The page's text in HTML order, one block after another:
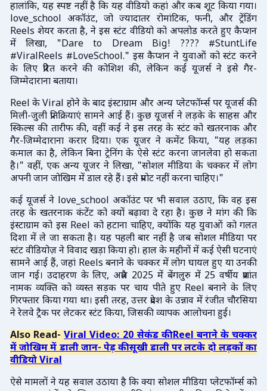
हालांकि, यह स्पष्ट नहीं है कि यह वीडियो कहां और कब शूट किया गया।
love_school अकॉउंट, जो ज्यादातर रोमांटिक, फनी, और ट्रेंडिंग
Reels शेयर करता है, ने इस स्टंट वीडियो को अपलोड करते हुए कैप्शन
में लिखा, "Dare to Dream Big! ???? #StuntLife
#ViralReels #LoveSchool." इस कैप्शन ने युवाओं को स्टंट करने
के लिए प्रेरित करने की कोशिश की, लेकिन कई यूजर्स ने इसे गैर-
जिम्मेदाराना बताया।
Reel के Viral होने के बाद इंस्टाग्राम और अन्य प्लेटफॉर्म्स पर यूजर्स की
मिली-जुली प्रतिक्रियाएं सामने आई हैं। कुछ यूजर्स ने लड़के के साहस और
स्किल्स की तारीफ की, वहीं कई ने इस तरह के स्टंट को खतरनाक और
गैर-जिम्मेदाराना करार दिया। एक यूजर ने कमेंट किया, "यह लड़का
कमाल का है, लेकिन बिना ट्रेनिंग के ऐसे स्टंट करना जानलेवा हो सकता
है।" वहीं, एक अन्य यूजर ने लिखा, "सोशल मीडिया के चक्कर में लोग
अपनी जान जोखिम में डाल रहे हैं। इसे प्रमोट नहीं करना चाहिए।"
कई यूजर्स ने love_school अकॉउंट पर भी सवाल उठाए, कि वह इस
तरह के खतरनाक कंटेंट को क्यों बढ़ावा दे रहा है। कुछ ने मांग की कि
इंस्टाग्राम को इस Reel को हटाना चाहिए, क्योंकि यह युवाओं को गलत
दिशा में ले जा सकता है। यह पहली बार नहीं है जब सोशल मीडिया पर
स्टंट वीडियोज़ ने विवाद खड़ा किया हो। हाल के महीनों में कई ऐसी घटनाएं
सामने आई हैं, जहां Reels बनाने के चक्कर में लोग घायल हुए या उनकी
जान गई। उदाहरण के लिए, अप्रैल 2025 में बेंगलुरु में 25 वर्षीय प्रशांत
नामक व्यक्ति को व्यस्त सड़क पर चाय पीते हुए Reel बनाने के लिए
गिरफ्तार किया गया था। इसी तरह, उत्तर प्रदेश के उन्नाव में रंजीत चौरसिया
ने रेलवे ट्रैक पर लेटकर स्टंट किया, जिसकी व्यापक आलोचना हुई।
Also Read-Viral Video: 20 सेकंड की Reel बनाने के चक्कर
में जोखिम में डाली जान- पेड़ की सूखी डाली पर लटके दो लड़कों का
वीडियो Viral
ऐसे मामलों ने यह सवाल उठाया है कि क्या सोशल मीडिया प्लेटफॉर्म्स को